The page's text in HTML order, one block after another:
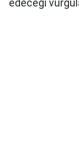
edeceği